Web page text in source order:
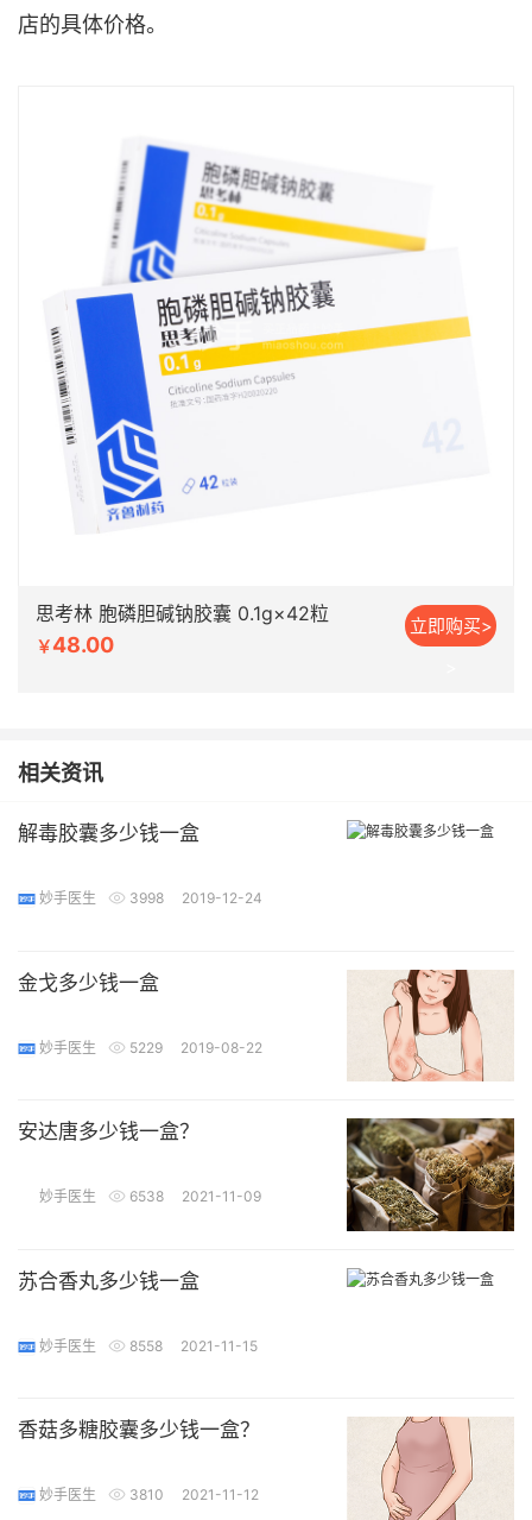
店的具体价格。
思考林 胞磷胆碱钠胶囊 0.1g×42粒
￥48.00
立即购买>
相关资讯
解毒胶囊多少钱一盒
妙手医生 3998 2019-12-24
金戈多少钱一盒
妙手医生 5229 2019-08-22
安达唐多少钱一盒？
妙手医生 6538 2021-11-09
苏合香丸多少钱一盒
妙手医生 8558 2021-11-15
香菇多糖胶囊多少钱一盒？
妙手医生 3810 2021-11-12